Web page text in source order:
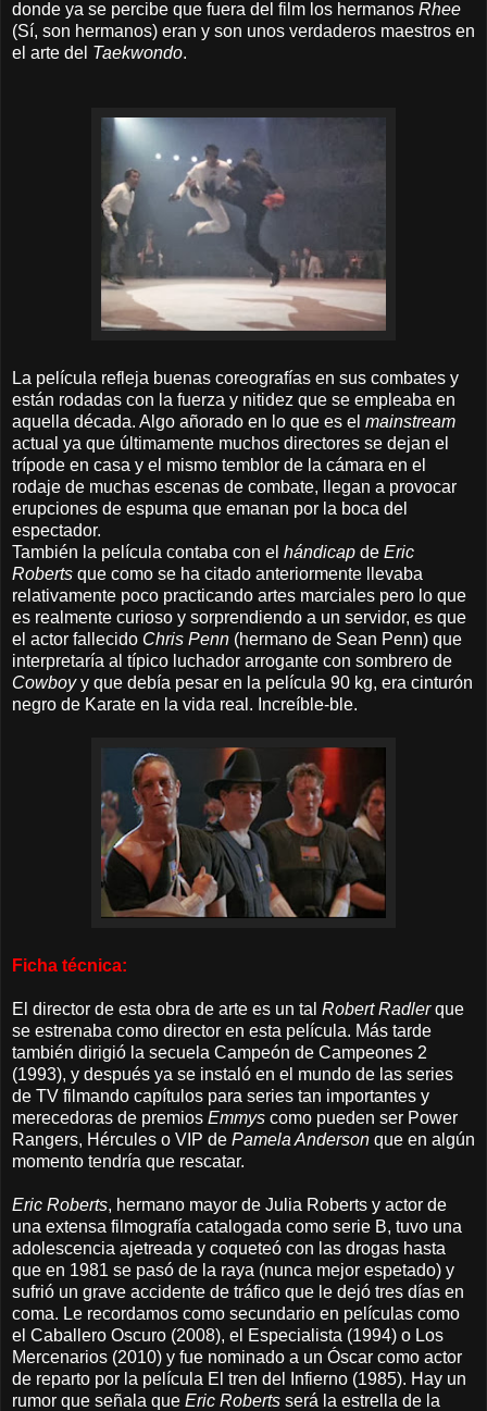
donde ya se percibe que fuera del film los hermanos Rhee
(Sí, son hermanos) eran y son unos verdaderos maestros en
el arte del Taekwondo.
La película refleja buenas coreografías en sus combates y
están rodadas con la fuerza y nitidez que se empleaba en
aquella década. Algo añorado en lo que es el mainstream
actual ya que últimamente muchos directores se dejan el
trípode en casa y el mismo temblor de la cámara en el
rodaje de muchas escenas de combate, llegan a provocar
erupciones de espuma que emanan por la boca del
espectador.
También la película contaba con el hándicap de Eric
Roberts que como se ha citado anteriormente llevaba
relativamente poco practicando artes marciales pero lo que
es realmente curioso y sorprendiendo a un servidor, es que
el actor fallecido Chris Penn (hermano de Sean Penn) que
interpretaría al típico luchador arrogante con sombrero de
Cowboyy que debía pesar en la película 90 kg, era cinturón
negro de Karate en la vida real. Increíble-ble.
Ficha técnica:
El director de esta obra de arte es un tal Robert Radlerque
se estrenaba como director en esta película. Más tarde
también dirigió la secuela Campeón de Campeones 2
(1993), y después ya se instaló en el mundo de las series
de TV filmando capítulos para series tan importantes y
merecedoras de premios Emmys como pueden ser Power
Rangers, Hércules o VIP de Pamela Anderson que en algún
momento tendría que rescatar.
Eric Roberts, hermano mayor de Julia Roberts y actor de
una extensa filmografía catalogada como serie B, tuvo una
adolescencia ajetreada y coqueteó con las drogas hasta
que en 1981 se pasó de la raya (nunca mejor espetado) y
sufrió un grave accidente de tráfico que le dejó tres días en
coma. Le recordamos como secundario en películas como
el Caballero Oscuro (2008), el Especialista (1994) o Los
Mercenarios (2010) y fue nominado a un Óscar como actor
de reparto por la película El tren del Infierno (1985). Hay un
rumor que señala que Eric Roberts será la estrella de la